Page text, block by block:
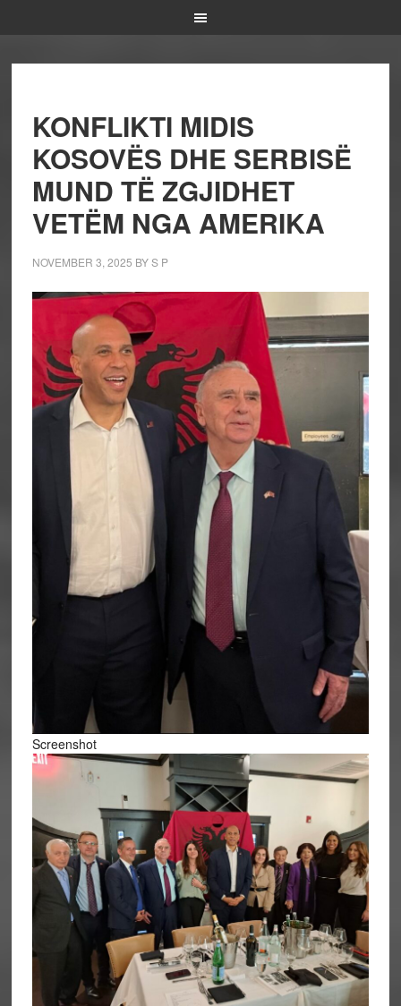
KONFLIKTI MIDIS
KOSOVËS DHE SERBISË
MUND TË ZGJIDHET
VETËM NGA AMERIKA
NOVEMBER 3, 2025 BYS P
Screenshot